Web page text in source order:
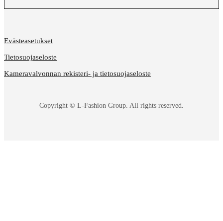
Copyright © L-Fashion Group. All rights reserved.
Evästeasetukset
Tietosuojaseloste
Kameravalvonnan rekisteri- ja tietosuojaseloste